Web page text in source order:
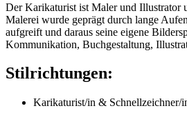
Der Karikaturist ist Maler und Illustrator
Malerei wurde geprägt durch lange
aufgreift und daraus seine eigene
Kommunikation, Buchgestaltung,
Stilrichtungen:
Karikaturist/in & Schnellzeichner/